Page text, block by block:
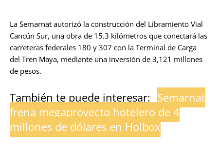
La Semarnat autorizó la construcción del Libramiento Vial
Cancún Sur, una obra de 15.3 kilómetros que conectará las
carreteras federales 180 y 307 con la Terminal de Carga
del Tren Maya, mediante una inversión de 3,121 millones
de pesos.
También te puede interesar: Semarnat
frena megaproyecto hotelero de 4
millones de dólares en Holbox